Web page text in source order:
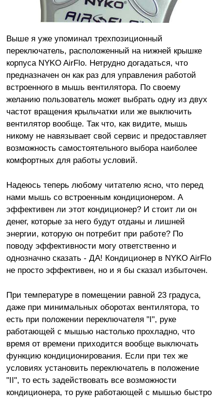
Выше я уже упоминал трехпозиционный
переключатель, расположенный на нижней крышке
корпуса NYKO AirFlo. Нетрудно догадаться, что
предназначен он как раз для управления работой
встроенного в мышь вентилятора. По своему
желанию пользователь может выбрать одну из двух
частот вращения крыльчатки или же выключить
вентилятор вообще. Так что, как видите, мышь
никому не навязывает свой сервис и предоставляет
возможность самостоятельного выбора наиболее
комфортных для работы условий.
Надеюсь теперь любому читателю ясно, что перед
нами мышь со встроенным кондиционером. А
эффективен ли этот кондиционер? И стоит ли он
денег, которые за него будут отданы и лишней
энергии, которую он потребит при работе? По
поводу эффективности могу ответственно и
однозначно сказать - ДА! Кондиционер в NYKO AirFlo
не просто эффективен, но и я бы сказал избыточен.
При температуре в помещении равной 23 градуса,
даже при минимальных оборотах вентилятора, то
есть при положении переключателя "I", руке
работающей с мышью настолько прохладно, что
время от времени приходится вообще выключать
функцию кондиционирования. Если при тех же
условиях установить переключатель в положение
"II", то есть задействовать все возможности
кондиционера, то руке работающей с мышью быстро